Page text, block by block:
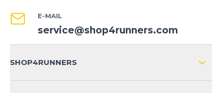
E-MAIL
service@shop4runners.com
SHOP4RUNNERS